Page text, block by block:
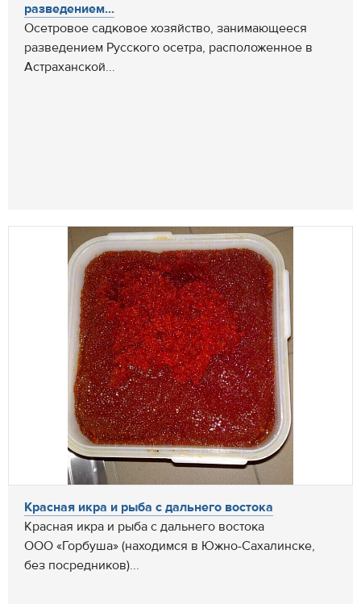
разведением...
Осетровое садковое хозяйство, занимающееся
разведением Русского осетра, расположенное в
Астраханской...
Красная икра и рыба с дальнего востока
Красная икра и рыба с дальнего востока
ООО «Горбуша» (находимся в Южно-Сахалинске,
без посредников)...